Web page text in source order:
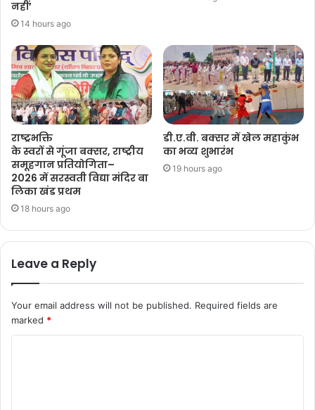
नहीं’
14 hours ago
राष्ट्रभक्ति
के स्वरों से गूंजा बक्सर, राष्ट्रीय
समूहगान प्रतियोगिता–
2026 में सरस्वती विद्या मंदिर बा
लिका खंड प्रथम
18 hours ago
डी.ए.वी. बक्सर में खेल महाकुंभ
का भव्य शुभारंभ
19 hours ago
Leave a Reply
Your email address will not be published. Required fields are
marked *